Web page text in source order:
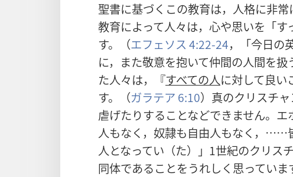
聖書に基づくこの教育は，人格に非
教育によって人々は，心や思いを「
す。（エフェソス 4:22-24，「今日の
に，また敬意を抱いて仲間の人間を
た人々は，『すべての人に対して良い
す。（ガラテア 6:10）真のクリスチ
虐げたりすることなどできません。
人もなく，奴隷も自由人もなく，……
人となってい（た）」1世紀のクリス
同体であることをうれしく思ってい